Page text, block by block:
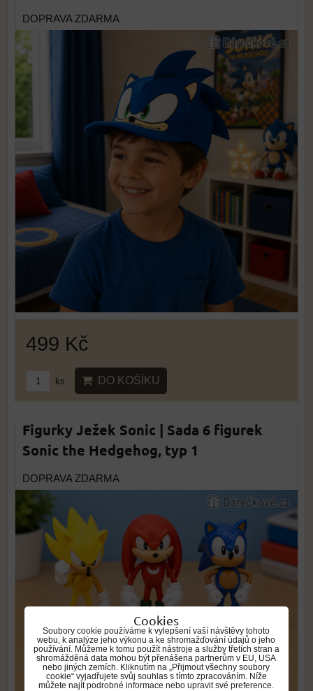
DOPRAVA ZDARMA
499 Kč
ks DO KOŠÍKU
Figurky Ježek Sonic | Sada 6 figurek
Sonic the Hedgehog, typ 1
DOPRAVA ZDARMA
Cookies
Soubory cookie používáme k vylepšení vaší návštěvy tohoto
webu, k analýze jeho výkonu a ke shromažďování údajů o jeho
používání. Můžeme k tomu použít nástroje a služby třetích stran a
shromážděná data mohou být přenášena partnerům v EU, USA
nebo jiných zemích. Kliknutím na „Přijmout všechny soubory
cookie“ vyjadřujete svůj souhlas s tímto zpracováním. Níže
můžete najít podrobné informace nebo upravit své preference.